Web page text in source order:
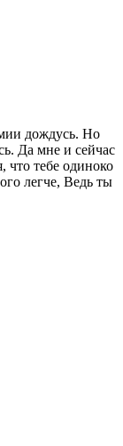
дождусь. Но
Да мне и сейчас
что тебе одиноко
легче, Ведь ты